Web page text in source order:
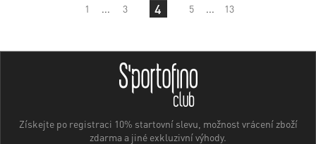
1 ... 3 4 5 ... 13
Získejte po registraci 10% startovní slevu, možnost vrácení zboží
zdarma a jiné exkluzivní výhody.